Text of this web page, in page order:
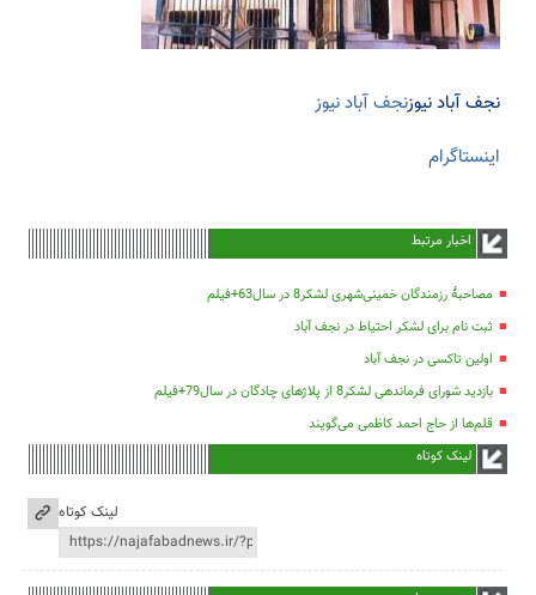
نجف آباد نیوزنجف آباد نیوز
اینستاگرام
اخبار مرتبط
مصاحبۀ رزمندگان خمینی‌شهری لشکر8 در سال63+فیلم
ثبت نام برای لشکر احتیاط در نجف آباد
اولین تاکسی در نجف آباد
بازدید شورای فرماندهی لشکر8 از پلاژهای چادگان در سال79+فیلم
قلم‌ها از حاج احمد کاظمی می‌گویند
لینک کوتاه
لینک کوتاه